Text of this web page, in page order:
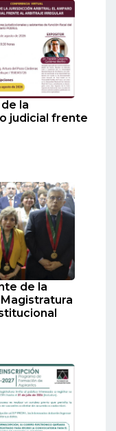
la
judicial frente
de la